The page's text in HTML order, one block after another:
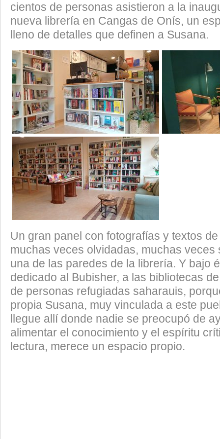
cientos de personas asistieron a la
nueva librería en Cangas de Onís, un
lleno de detalles que definen a Susana.
Un gran panel con fotografías y textos
muchas veces olvidadas, muchas veces
una de las paredes de la librería. Y bajo
dedicado al Bubisher, a las bibliotecas
de personas refugiadas saharauis,
propia Susana, muy vinculada a este
llegue allí donde nadie se preocupó de
alimentar el conocimiento y el espíritu
lectura, merece un espacio propio.